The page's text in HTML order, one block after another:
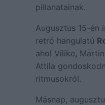
pillanatainak.
Augusztus 15-én
retró hangulatú
ahol Vilike,
Attila
ritmusokról.
Másnap,